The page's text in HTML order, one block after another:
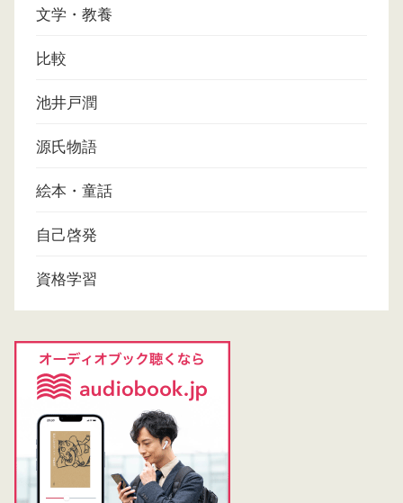
文学・教養
比較
池井戸潤
源氏物語
絵本・童話
自己啓発
資格学習